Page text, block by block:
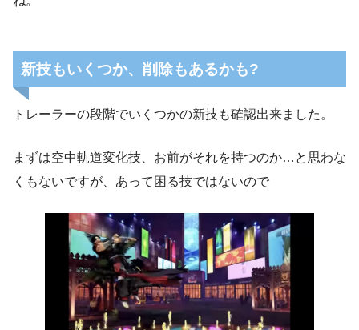
新技もいくつか、削除もあるかも?
トレーラーの段階でいくつかの新技も確認出来ました。
まずは空中軌道変化技、お前がそれを持つのか…と思わな
くもないですが、あって困る技ではないので